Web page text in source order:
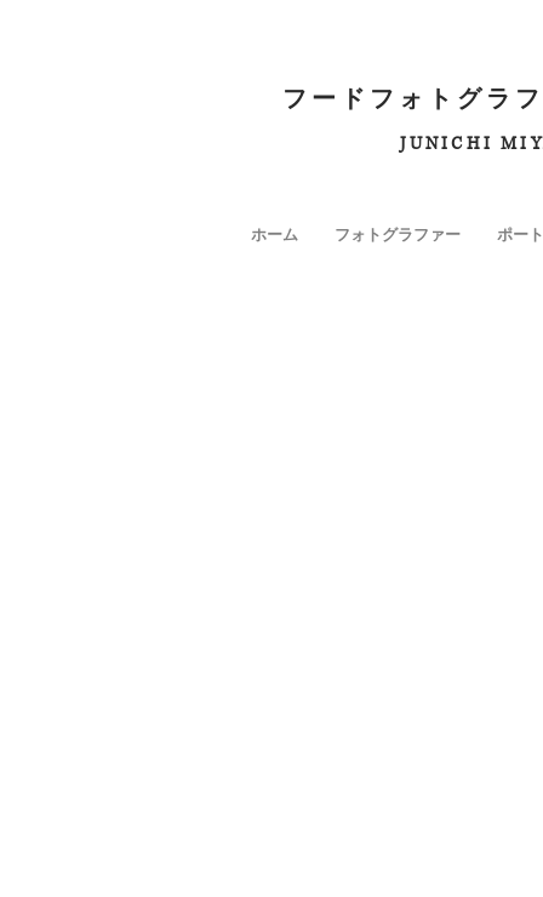
フードフォトグラ
JUNICHI
ホーム フォトグラファー ポー